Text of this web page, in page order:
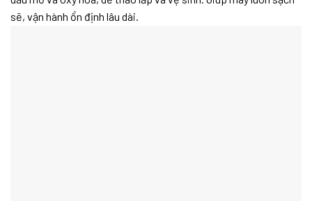
sẽ, vận hành ổn định lâu dài.